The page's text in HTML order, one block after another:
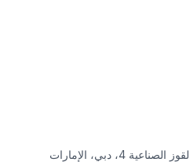
المستودع S4، شارع 26، منطقة القوز الصناعية 4، دبي، الإمارات